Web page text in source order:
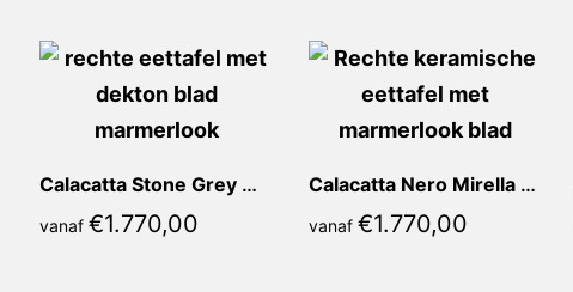
Calacatta Stone Grey Mirella Recht
vanaf €1.770,00
Calacatta Nero Mirella Recht
vanaf €1.770,00